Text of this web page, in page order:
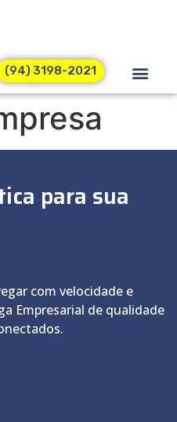
(94) 3198-2021
para sua
com velocidade e
Empresarial de qualidade